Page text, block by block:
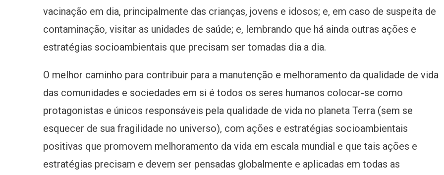
vacinação em dia, principalmente das crianças, jovens e idosos; e, em caso de suspeita de
contaminação, visitar as unidades de saúde; e, lembrando que há ainda outras ações e
estratégias socioambientais que precisam ser tomadas dia a dia.
O melhor caminho para contribuir para a manutenção e melhoramento da qualidade de vida
das comunidades e sociedades em si é todos os seres humanos colocar-se como
protagonistas e únicos responsáveis pela qualidade de vida no planeta Terra (sem se
esquecer de sua fragilidade no universo), com ações e estratégias socioambientais
positivas que promovem melhoramento da vida em escala mundial e que tais ações e
estratégias precisam e devem ser pensadas globalmente e aplicadas em todas as